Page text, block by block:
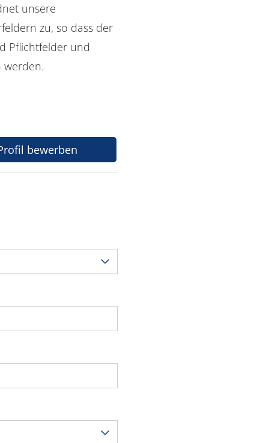
unsere
zu, so dass der
Pflichtfelder und
werden.
bewerben